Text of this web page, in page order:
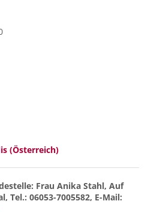
(Österreich)
Frau Anika Stahl, Auf
Tel.: 06053-7005582, E-Mail: